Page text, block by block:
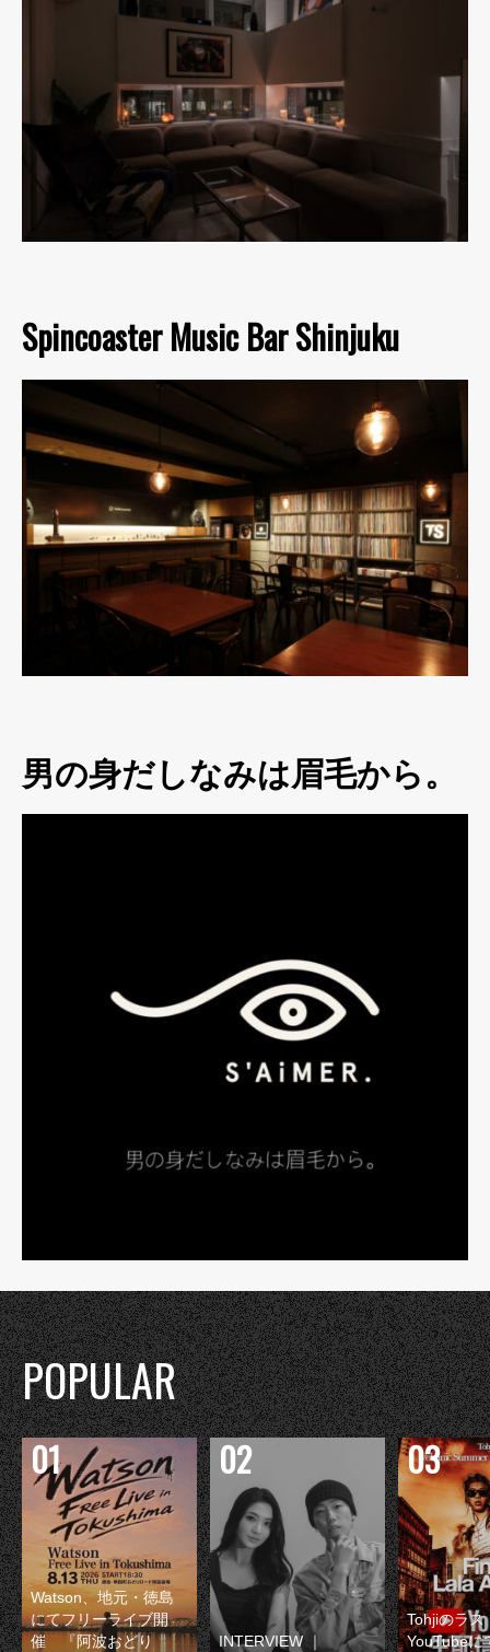
Spincoaster Music Bar Shinjuku
男の身だしなみは眉毛から。
POPULAR
Watson、地元・徳島
にてフリーライブ開
催 『阿波おどり
INTERVIEW ｜
Tohjiのラス
YouTubeに